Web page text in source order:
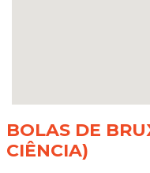
BOLAS DE
CIÊNCIA)